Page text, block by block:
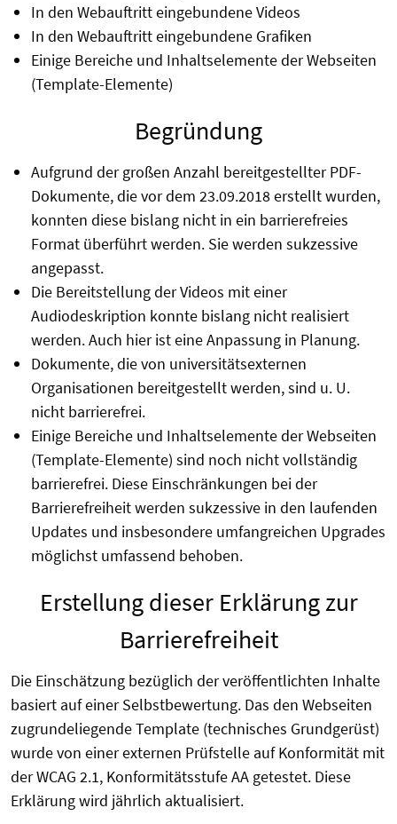
In den Webauftritt eingebundene Videos
In den Webauftritt eingebundene Grafiken
Einige Bereiche und Inhaltselemente der Webseiten
(Template-Elemente)
Begründung
Aufgrund der großen Anzahl bereitgestellter PDF-
Dokumente, die vor dem 23.09.2018 erstellt wurden,
konnten diese bislang nicht in ein barrierefreies
Format überführt werden. Sie werden sukzessive
angepasst.
Die Bereitstellung der Videos mit einer
Audiodeskription konnte bislang nicht realisiert
werden. Auch hier ist eine Anpassung in Planung.
Dokumente, die von universitätsexternen
Organisationen bereitgestellt werden, sind u. U.
nicht barrierefrei.
Einige Bereiche und Inhaltselemente der Webseiten
(Template-Elemente) sind noch nicht vollständig
barrierefrei. Diese Einschränkungen bei der
Barrierefreiheit werden sukzessive in den laufenden
Updates und insbesondere umfangreichen Upgrades
möglichst umfassend behoben.
Erstellung dieser Erklärung zur
Barrierefreiheit
Die Einschätzung bezüglich der veröffentlichten Inhalte
basiert auf einer Selbstbewertung. Das den Webseiten
zugrundeliegende Template (technisches Grundgerüst)
wurde von einer externen Prüfstelle auf Konformität mit
der WCAG 2.1, Konformitätsstufe AA getestet. Diese
Erklärung wird jährlich aktualisiert.